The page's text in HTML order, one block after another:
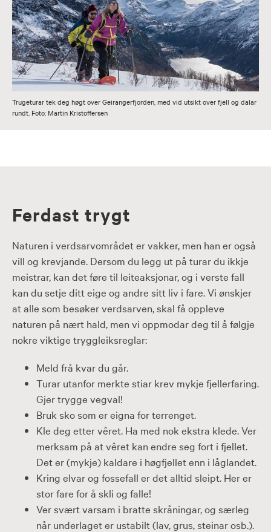
Trugeturar tek deg høgt over Geirangerfjorden, med vid utsikt over fjell og dalar
rundt. Foto: Martin Kristoffersen
Ferdast trygt
Naturen i verdsarvområdet er vakker, men han er også
vill og krevjande. Dersom du legg ut på turar du ikkje
meistrar, kan det føre til leiteaksjonar, og i verste fall
kan du setje ditt eige og andre sitt liv i fare. Vi ønskjer
at alle som besøker verdsarven, skal få oppleve
naturen på nært hald, men vi oppmodar deg til å følgje
nokre viktige tryggleiksreglar:
Meld frå kvar du går.
Turar utanfor merkte stiar krev mykje fjellerfaring.
Gjer trygge vegval!
Bruk sko som er eigna for terrenget.
Kle deg etter vêret. Ha med nok ekstra klede. Ver
merksam på at vêret kan endre seg fort i fjellet.
Det er (mykje) kaldare i høgfjellet enn i låglandet.
Kring elvar og fossefall er det alltid sleipt. Her er
stor fare for å skli og falle!
Ver svært varsam i bratte skråningar, og særleg
når underlaget er ustabilt (lav, grus, steinar osb.).